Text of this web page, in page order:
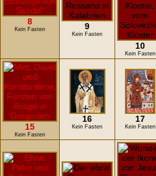
8
Kein Fasten 9
Kein Fasten
10
Kein Fasten
15
Kein Fasten
16
Kein Fasten
17
Kein Fasten